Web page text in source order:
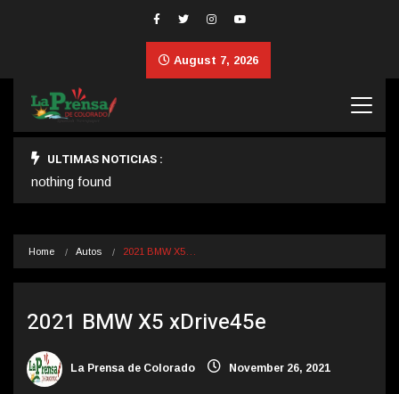
August 7, 2026
ULTIMAS NOTICIAS :
nothing found
Home Autos 2021 BMW X5…
2021 BMW X5 xDrive45e
La Prensa de Colorado November 26, 2021